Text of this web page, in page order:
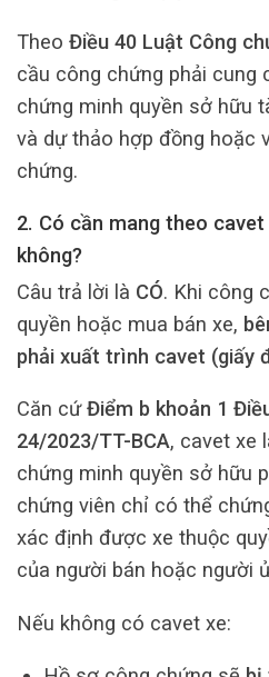
Theo Điều 40 Luật Công
cầu công chứng phải cung
chứng minh quyền sở hữu
và dự thảo hợp đồng hoặc
chứng.
2. Có cần mang theo
không?
Câu trả lời là CÓ. Khi công
quyền hoặc mua bán xe,
phải xuất trình cavet (giấy
Căn cứĐiểm b khoản 1
24/2023/TT-BCA, cavet xe
chứng minh quyền sở hữu
chứng viên chỉ có thể
xác định được xe thuộc
của người bán hoặc người
Nếu không có cavet xe: